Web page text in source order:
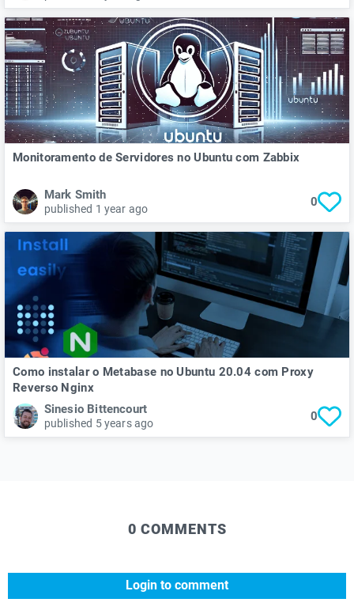
Monitoramento de Servidores no Ubuntu com Zabbix
Mark Smith
published 1 year ago
0
Como instalar o Metabase no Ubuntu 20.04 com Proxy
Reverso Nginx
Sinesio Bittencourt
published 5 years ago
0
0 COMMENTS
Login to comment